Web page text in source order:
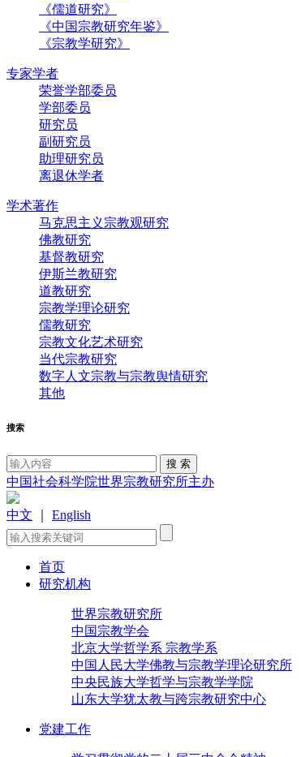
《儒道研究》
《中国宗教研究年鉴》
《宗教学研究》
专家学者
荣誉学部委员
学部委员
研究员
副研究员
助理研究员
离退休学者
学术著作
马克思主义宗教观研究
佛教研究
基督教研究
伊斯兰教研究
道教研究
宗教学理论研究
儒教研究
宗教文化艺术研究
当代宗教研究
数字人文宗教与宗教舆情研究
其他
搜索
中国社会科学院世界宗教研究所主办
中文 English
首页
研究机构
世界宗教研究所
中国宗教学会
北京大学哲学系 宗教学系
中国人民大学佛教与宗教学理论研究所
中央民族大学哲学与宗教学学院
山东大学犹太教与跨宗教研究中心
党建工作